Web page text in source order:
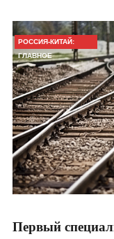
РОССИЯ-КИТАЙ:
ГЛАВНОЕ
Первый